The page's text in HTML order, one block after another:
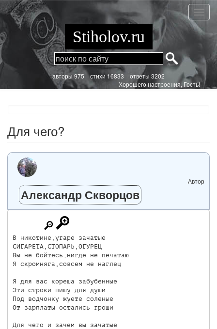
Перейти
к
основному
содержанию
Для
чего?
Stiholov.ru
aвторы 975стихи 16833 ответы 3202
Хорошего настроения, Гость!
Для чего?
Автор
Александр Скворцов
В никотине,угаре зачатые
СИГАРЕТА,СТОПАРЬ,ОГУРЕЦ
Вы не бойтесь,нигде не печатаю
Я скромняга,совсем не наглец
Я для вас кореша забубенные
Эти строки пишу для души
Под водчонку жуете соленые
От зарплаты остались гроши
Для чего и зачем вы зачатые